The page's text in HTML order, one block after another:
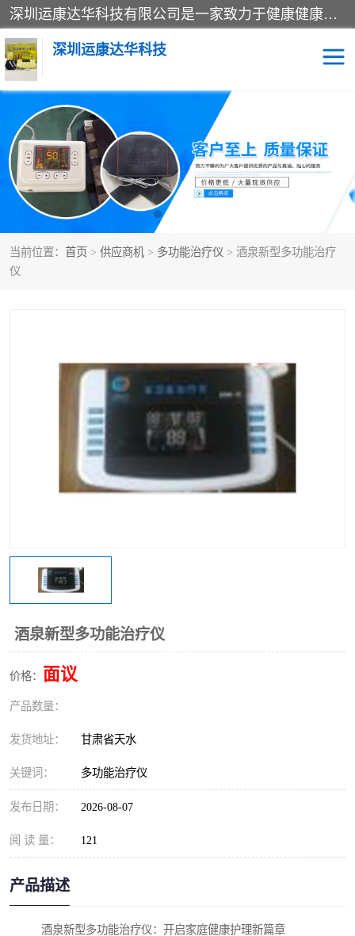
深圳运康达华科技有限公司是一家致力于健康健康产业的现代化企业，已经走过了15个春秋，开创了中医外用发展的新未来，是专业从事中医医疗仪器的研发、生产、销售、服务为一体的子公司，在医疗器械的设计、开发和生产方面率先引进国际先进技术和好的科技人员，先后开发出了场效应治疗仪、多功能治疗仪、颈椎治疗仪、腰椎治疗仪、增效垫等多个系列。
深圳运康达华科技
当前位置： 首页 > 供应商机 > 多功能治疗仪 > 酒泉新型多功能治疗
仪
酒泉新型多功能治疗仪
价格： 面议
产品数量：
发货地址： 甘肃省天水
关键词： 多功能治疗仪
发布日期： 2026-08-07
阅 读 量： 121
产品描述
酒泉新型多功能治疗仪：开启家庭健康护理新篇章
多功能治疗仪 中药提速
中低频治疗仪 脉冲治疗仪
**腺治疗仪